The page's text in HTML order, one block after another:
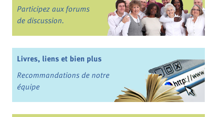
Participez aux forums
de discussion.
Livres, liens et bien plus
Recommandations de notre
équipe